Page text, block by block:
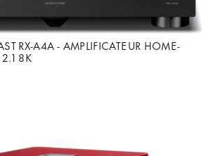
RX-A4A - AMPLIFICATEUR HOME-
8K